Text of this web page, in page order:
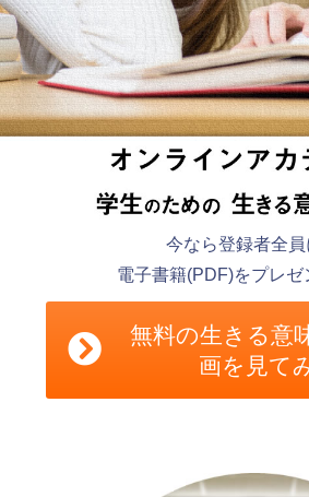
今なら登録者全員
電子書籍(PDF)をプレゼ
無料の生きる意
画を見て